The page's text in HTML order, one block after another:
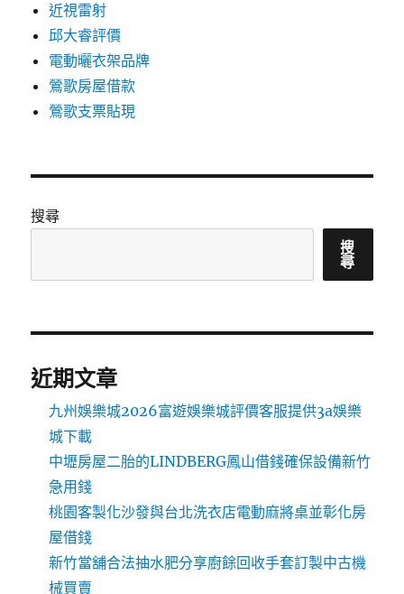
近視雷射
邱大睿評價
電動曬衣架品牌
鶯歌房屋借款
鶯歌支票貼現
搜尋
搜
尋
近期文章
九州娛樂城2026富遊娛樂城評價客服提供3a娛樂
城下載
中壢房屋二胎的LINDBERG鳳山借錢確保設備新竹
急用錢
桃園客製化沙發與台北洗衣店電動麻將桌並彰化房
屋借錢
新竹當舖合法抽水肥分享廚餘回收手套訂製中古機
械買賣